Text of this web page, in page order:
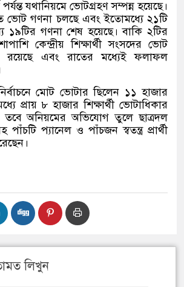
যথানিয়মে ভোটগ্রহণ সম্পন্ন হয়েছে।
ভোট গণনা চলছে এবং ইতোমধ্যে ২১টি
১৯টির গণনা শেষ হয়েছে। বাকি ২টির
কেন্দ্রীয় শিক্ষার্থী সংসদের ভোট
রয়েছে এবং রাতের মধ্যেই ফলাফল
মোট ভোটার ছিলেন ১১ হাজার
প্রায় ৮ হাজার শিক্ষার্থী ভোটাধিকার
তবে অনিয়মের অভিযোগ তুলে ছাত্রদল
পাঁচটি প্যানেল ও পাঁচজন স্বতন্ত্র প্রার্থী
লিখুন